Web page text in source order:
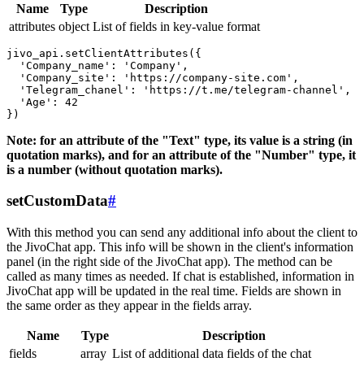
Name Type
Description
attributes object List of fields in key-value format
jivo_api.setClientAttributes({
  'Company_name': 'Company',
  'Company_site': 'https://company-site.com',
  'Telegram_chanel': 'https://t.me/telegram-channel',
  'Age': 42
Note: for an attribute of the "Text" type, its value is a string (in
quotation marks), and for an attribute of the "Number" type, it
is a number (without quotation marks).
setCustomData#
With this method you can send any additional info about the client to
the JivoChat app. This info will be shown in the client's information
panel (in the right side of the JivoChat app). The method can be
called as many times as needed. If chat is established, information in
JivoChat app will be updated in the real time. Fields are shown in
the same order as they appear in the fields array.
Name Type
Description
fields
array List of additional data fields of the chat